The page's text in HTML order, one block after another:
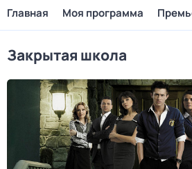
Главная Моя программа
Закрытая школа